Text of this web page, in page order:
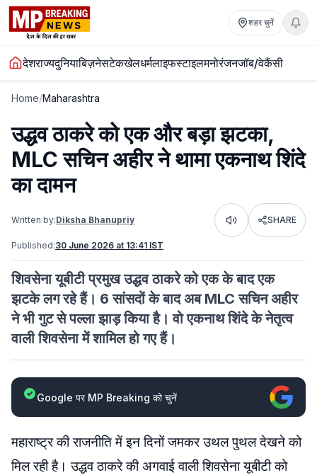
शहर चुनें
देशराज्यदुनियाबिज़नेसटेकखेलधर्मलाइफस्टाइलमनोरंजनजॉब/वेकैंसी
Home/Maharashtra
उद्धव ठाकरे को एक और बड़ा झटका,
MLC सचिन अहीर ने थामा एकनाथ शिंदे
का दामन
Written by:Diksha Bhanupriy Listen SHARE
Published:30 June 2026 at 13:41 IST
शिवसेना यूबीटी प्रमुख उद्धव ठाकरे को एक के बाद एक
झटके लग रहे हैं। 6 सांसदों के बाद अब MLC सचिन अहीर
ने भी गुट से पल्ला झाड़ किया है। वो एकनाथ शिंदे के नेतृत्व
वाली शिवसेना में शामिल हो गए हैं।
Google पर MP Breaking को चुनें
महाराष्ट्र की राजनीति में इन दिनों जमकर उथल पुथल देखने को
मिल रही है। उद्धव ठाकरे की अगवाई वाली शिवसेना यूबीटी को